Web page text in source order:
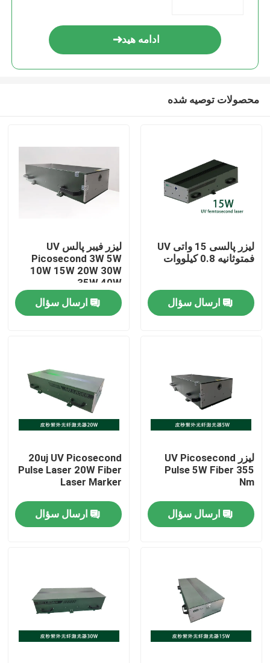
صفحه اصلی
فیلم های
نمایش واقعیت مجازی
درباره ما
تور کارخانه
با ما تماس بگیرید
درخواست نقل قول
ادامه هید
محصولات توصیه شده
لیزر پالسی 15 واتی UV
فمتوثانیه 0.8 کیلووات
ارسال سؤال
لیزر فیبر پالس UV
Picosecond 3W 5W
10W 15W 20W 30W
35W 40W
ارسال سؤال
لیزر UV Picosecond
Pulse 5W Fiber 355
Nm
ارسال سؤال
20uj UV Picosecond
Pulse Laser 20W Fiber
Laser Marker
ارسال سؤال